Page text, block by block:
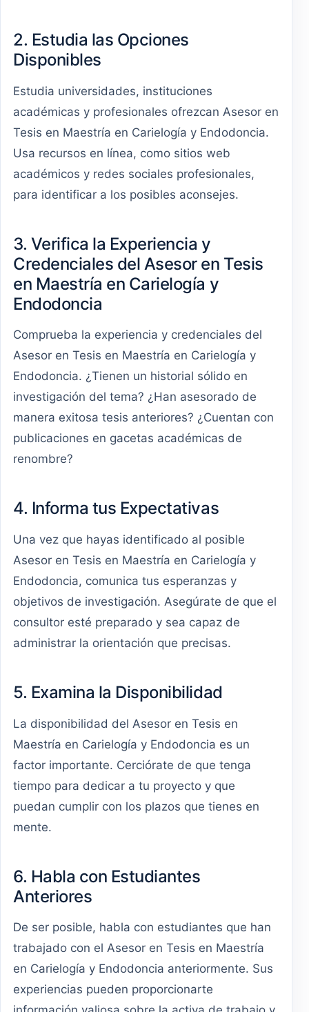
2. Estudia las Opciones
Disponibles
Estudia universidades, instituciones
académicas y profesionales ofrezcan Asesor en
Tesis en Maestría en Carielogía y Endodoncia.
Usa recursos en línea, como sitios web
académicos y redes sociales profesionales,
para identificar a los posibles aconsejes.
3. Verifica la Experiencia y
Credenciales del Asesor en Tesis
en Maestría en Carielogía y
Endodoncia
Comprueba la experiencia y credenciales del
Asesor en Tesis en Maestría en Carielogía y
Endodoncia. ¿Tienen un historial sólido en
investigación del tema? ¿Han asesorado de
manera exitosa tesis anteriores? ¿Cuentan con
publicaciones en gacetas académicas de
renombre?
4. Informa tus Expectativas
Una vez que hayas identificado al posible
Asesor en Tesis en Maestría en Carielogía y
Endodoncia, comunica tus esperanzas y
objetivos de investigación. Asegúrate de que el
consultor esté preparado y sea capaz de
administrar la orientación que precisas.
5. Examina la Disponibilidad
La disponibilidad del Asesor en Tesis en
Maestría en Carielogía y Endodoncia es un
factor importante. Cerciórate de que tenga
tiempo para dedicar a tu proyecto y que
puedan cumplir con los plazos que tienes en
mente.
6. Habla con Estudiantes
Anteriores
De ser posible, habla con estudiantes que han
trabajado con el Asesor en Tesis en Maestría
en Carielogía y Endodoncia anteriormente. Sus
experiencias pueden proporcionarte